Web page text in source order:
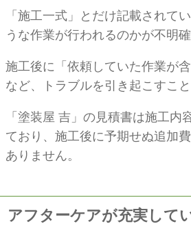
「施工一式」とだけ記載されて
うな作業が行われるのかが不明確
施工後に「依頼していた作業が
など、トラブルを引き起こすこと
「塗装屋 吉」の見積書は施工内
ており、施工後に予期せぬ追加
ありません。
アフターケアが充実して